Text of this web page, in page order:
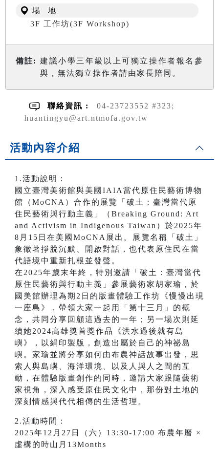
場 地
3F 工作坊(3F Workshop)
備註: 建議小學三年級以上可獨立操作者報名參
與，無法獨立操作者請由家長陪同。
聯絡資訊 :
04-23723552 #323;
huantingyu@art.ntmofa.gov.tw
活動內容介紹
1.活動說明：
國立臺灣美術館與美國IAIA當代原住民藝術博物
館（MoCNA）合作的展覽「破土：臺灣當代原
住民藝術與行動主義」（Breaking Ground: Art
and Activism in Indigenous Taiwan）於2025年
8月15日在美國MoCNA展出。展覽名稱「破土」
象徵著掙脫沉默、開啟對話，也代表原住民在當
代語境中重新扎根並發聲。
在2025年歲末年終，特別邀請「破土：臺灣當代
原住民藝術與行動主義」參展藝術家胡家瑜，於
國美館辦理為期2日的版畫體驗工作坊《慢慢出現
一座島》，帶領大家一起用「第十三月」的概
念，共同分享回顧這過去的一年；另一場次則延
續她2024高雄獎首獎作品《洪水過後就有島
嶼》，以絹印製版，創造出屬於自己的神祕島
嶼。家瑜並將分享如何由布農神話故事出發，思
索人與島嶼、海洋環境、以及人與人之間的互
動，在體驗版畫創作的同時，邀請大家跟隨藝術
家視角，深入感受原住民文化中，那份對土地的
深刻情感與代代相傳的生活哲理。
2.活動時間：
2025年12月27日（六）13:30-17:00 布農年曆 ×
虛構的時山月13Months